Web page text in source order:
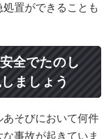
置ができることも
全でたのし
ましょう
そびにおいて何件
事故が起きていま